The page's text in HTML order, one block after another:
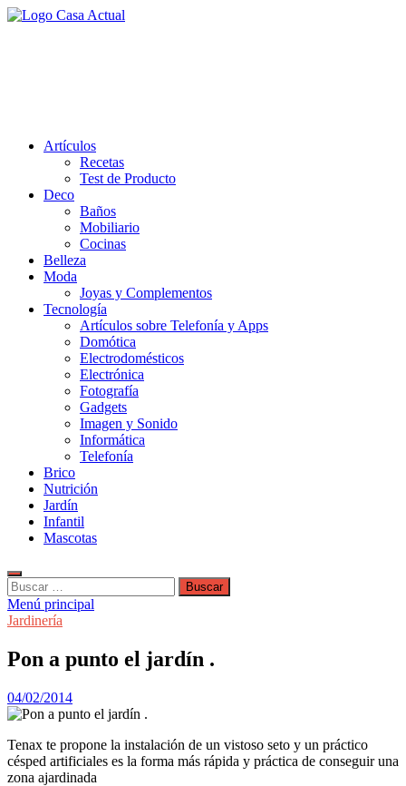
Saltar
Artículos
Recetas
Test de Producto
Deco
Baños
Mobiliario
Cocinas
Belleza
Moda
Joyas y Complementos
Tecnología
Artículos sobre Telefonía y Apps
Domótica
Electrodomésticos
Electrónica
Fotografía
Gadgets
Imagen y Sonido
Informática
Telefonía
Brico
Nutrición
Jardín
Infantil
Mascotas
Buscar:
Menú principal
Jardinería
Pon a punto el jardín .
04/02/2014
Tenax te propone la instalación de un vistoso seto y un práctico
césped artificiales es la forma más rápida y práctica de conseguir una
zona ajardinada